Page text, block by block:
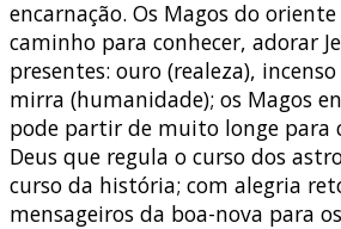
encarnação. Os Magos do
caminho para conhecer, adorar
presentes: ouro (realeza),
mirra (humanidade); os Magos
pode partir de muito longe para
Deus que regula o curso dos
curso da história; com alegria
mensageiros da boa-nova para